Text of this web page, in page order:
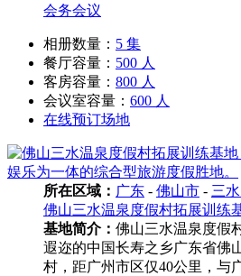
会务会议
相册数量： 5 集
餐厅容量： 500 人
客房容量： 800 人
会议室容量： 600 人
在线预订场地
所在区域： 广东 - 佛山市 - 三
佛山三水温泉度假村拓展训练
基地简介： 佛山三水温泉度假
遐迩的中国长寿之乡广东省佛
村，距广州市区仅40公里，与